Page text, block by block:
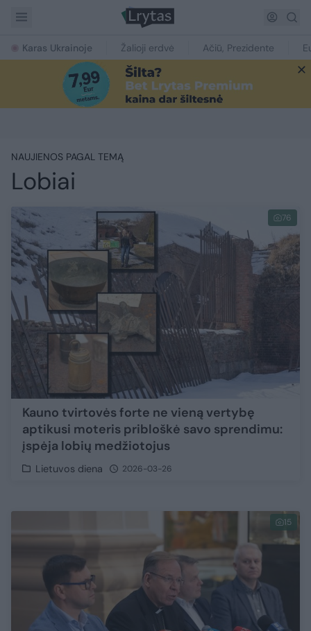
Karas Ukrainoje Žalioji erdvė Ačiū, Prezidente
NAUJIENOS PAGAL TEMĄ
Lobiai
76
Kauno tvirtovės forte ne vieną vertybę
aptikusi moteris pribloškė savo sprendimu:
įspėja lobių medžiotojus
Lietuvos diena 2026-03-26
15